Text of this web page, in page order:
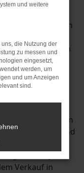
kann
der Oberpfalz
zeichnen
Qualität aus
um als Škoda
Neumarkt in
vom Autohaus
Jahren als
tätig. Wir gehören
Umgebung und
bei uns
kaufen. Jeder
Verkauf in
und weitere
die Nutzung der
zu messen und
eingesetzt,
werden, um
und um Anzeigen
sind.